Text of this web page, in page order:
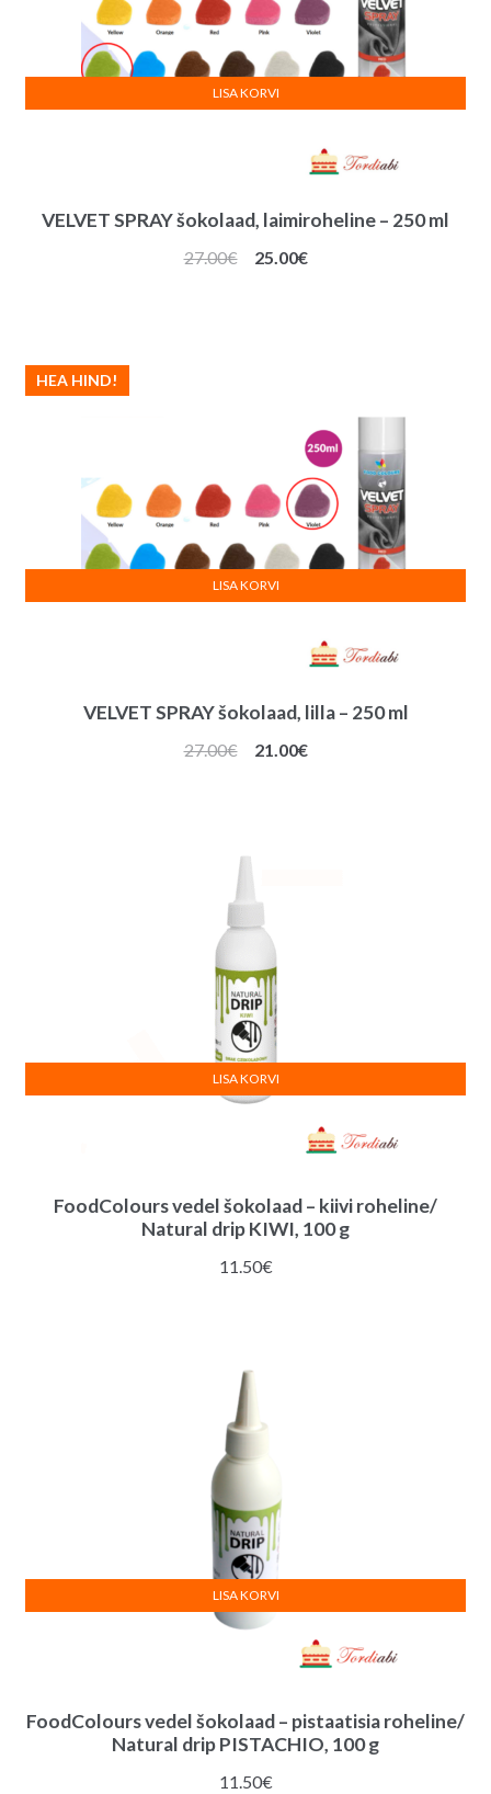
VELVET SPRAY šokolaad, laimiroheline – 250 ml
27.00€
Algne
25.00€Praegune
LISA KORVI
VELVET SPRAY šokolaad, lilla – 250 ml
HEA HIND!
27.00€
Algne
21.00€Praegune
LISA KORVI
FoodColours vedel šokolaad – kiivi roheline/
Natural drip KIWI, 100 g
11.50€
LISA KORVI
FoodColours vedel šokolaad – pistaatisia roheline/
Natural drip PISTACHIO, 100 g
11.50€
LISA KORVI